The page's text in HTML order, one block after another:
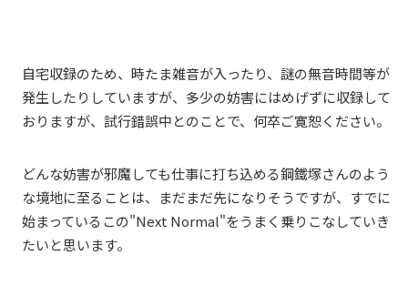
自宅収録のため、時たま雑音が入ったり、謎の無音時間等が
発生したりしていますが、多少の妨害にはめげずに収録して
おりますが、試行錯誤中とのことで、何卒ご寛恕ください。
どんな妨害が邪魔しても仕事に打ち込める鋼鐵塚さんのよう
な境地に至ることは、まだまだ先になりそうですが、すでに
始まっているこの"Next Normal"をうまく乗りこなしていき
たいと思います。